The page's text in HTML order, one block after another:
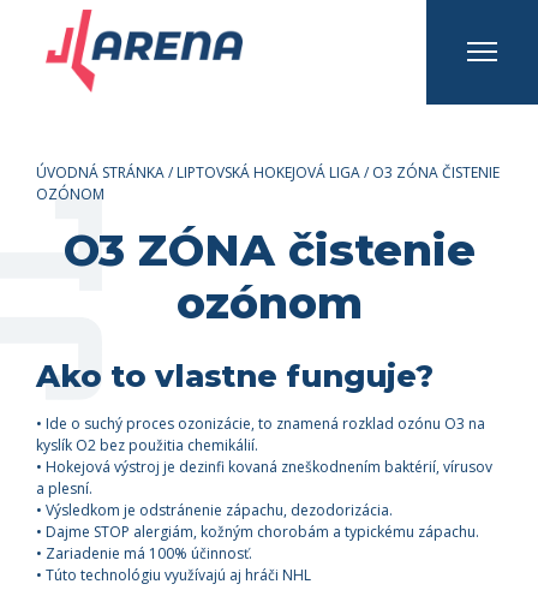
ÚVODNÁ STRÁNKA/ LIPTOVSKÁ HOKEJOVÁ LIGA/ O3 ZÓNA ČISTENIE
OZÓNOM
O3 ZÓNA čistenie
ozónom
Ako to vlastne funguje?
• Ide o suchý proces ozonizácie, to znamená rozklad ozónu O3 na
kyslík O2 bez použitia chemikálií.
• Hokejová výstroj je dezinfi kovaná zneškodnením baktérií, vírusov
a plesní.
• Výsledkom je odstránenie zápachu, dezodorizácia.
• Dajme STOP alergiám, kožným chorobám a typickému zápachu.
• Zariadenie má 100% účinnosť.
• Túto technológiu využívajú aj hráči NHL